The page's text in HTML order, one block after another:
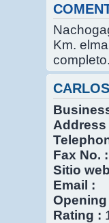
Km.
completo.
Address
Fax No. :
Sitio
Email :
Rating :